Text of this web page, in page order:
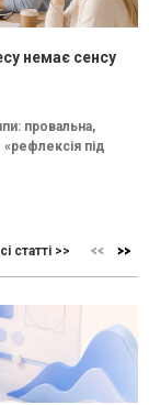
немає сенсу
провальна,
під
статті >>